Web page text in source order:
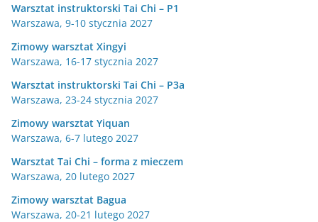
Warsztat instruktorski Tai Chi – P1
Warszawa, 9-10 stycznia 2027
Zimowy warsztat Xingyi
Warszawa, 16-17 stycznia 2027
Warsztat instruktorski Tai Chi – P3a
Warszawa, 23-24 stycznia 2027
Zimowy warsztat Yiquan
Warszawa, 6-7 lutego 2027
Warsztat Tai Chi – forma z mieczem
Warszawa, 20 lutego 2027
Zimowy warsztat Bagua
Warszawa, 20-21 lutego 2027